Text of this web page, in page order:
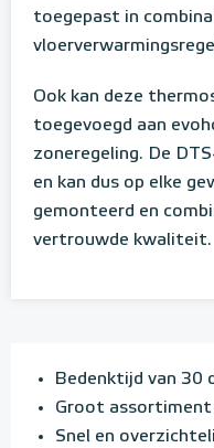
toegepast in
Ook kan deze
toegevoegd aan
zoneregeling. De
en kan dus op elke
gemonteerd en
vertrouwde kwaliteit.
Bedenktijd van 30
Groot assortiment
Snel en